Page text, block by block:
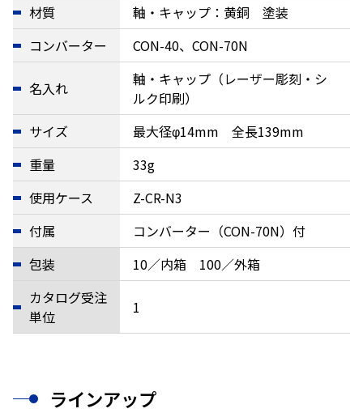
材質
軸・キャップ：黄銅 塗装
コンバーター
CON-40、CON-70N
名入れ
軸・キャップ（レーザー彫刻・シ
ルク印刷）
サイズ
最大径φ14mm 全長139mm
重量
33g
使用ケース
Z-CR-N3
付属
コンバーター（CON-70N）付
包装
10／内箱 100／外箱
カタログ受注
単位
1
ラインアップ